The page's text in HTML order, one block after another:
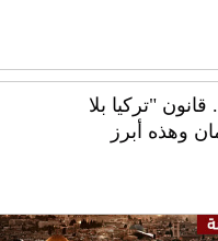
"تركيا بلا
وهذه أبرز